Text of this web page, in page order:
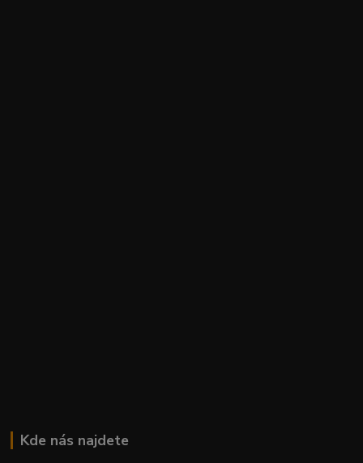
Kde nás najdete